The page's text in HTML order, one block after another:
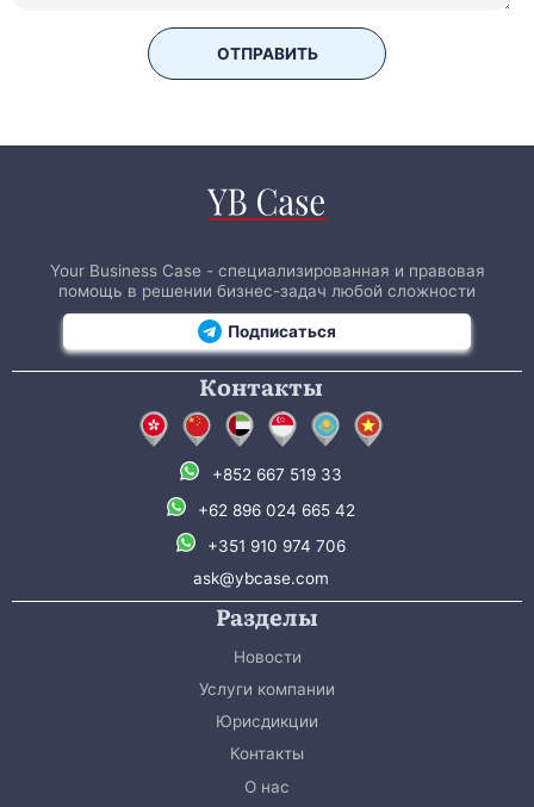
ОТПРАВИТЬ
Your Business Case - специализированная и правовая
помощь в решении бизнес-задач любой сложности
Подписаться
Контакты
+852 667 519 33
+62 896 024 665 42
+351 910 974 706
ask@ybcase.com
Разделы
Новости
Услуги компании
Юрисдикции
Контакты
О нас